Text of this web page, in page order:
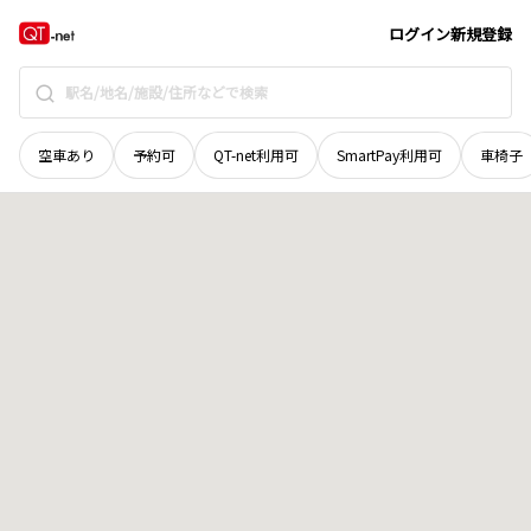
ログイン新規登録
空車あり 予約可 QT-net利用可 SmartPay利用可 車椅子
岩手県